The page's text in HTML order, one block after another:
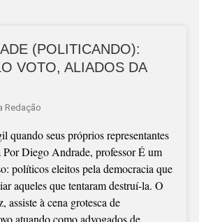
(POLITICANDO):
VOTO, ALIADOS DA
Redação
quando seus próprios representantes
Por Diego Andrade, professor É um
políticos eleitos pela democracia que
aqueles que tentaram destruí-la. O
assiste à cena grotesca de